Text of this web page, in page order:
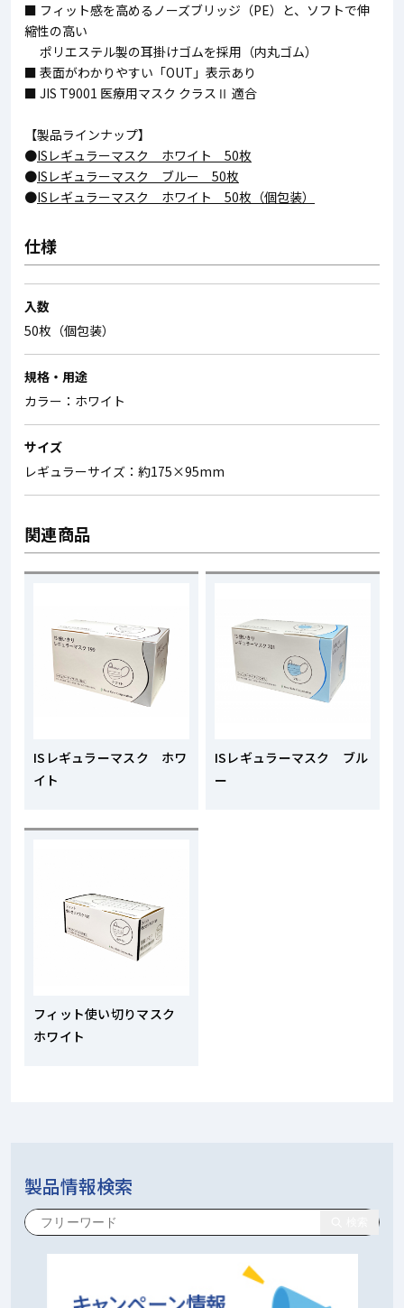
■ フィット感を高めるノーズブリッジ（PE）と、ソフトで伸
縮性の高い
ポリエステル製の耳掛けゴムを採用（内丸ゴム）
■ 表面がわかりやすい「OUT」表示あり
■ JIS T9001 医療用マスク クラスⅡ 適合
【製品ラインナップ】
●ISレギュラーマスク ホワイト 50枚
●ISレギュラーマスク ブルー 50枚
●ISレギュラーマスク ホワイト 50枚（個包装）
仕様
入数
50枚（個包装）
規格・用途
カラー：ホワイト
サイズ
レギュラーサイズ：約175×95mm
関連商品
ISレギュラーマスク ホワ
イト
ISレギュラーマスク ブル
ー
フィット使い切りマスク
ホワイト
製品情報検索